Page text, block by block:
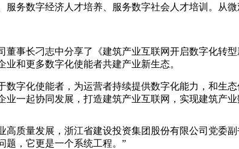
服务数字经济人才培养、服务数字社会人才培训。从
长刁志中分享了《建筑产业互联网开启数字化转型
和更多数字化使能者共建产业新生态。
化使能者，为运营者持续提供数字化能力，和生
业一起协同发展，打造建筑产业互联网，实现建筑产业
量发展，浙江省建设投资集团股份有限公司党委副
题，它更是一个系统工程。”